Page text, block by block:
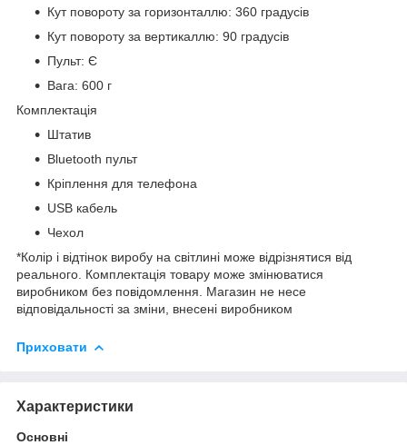
Кут повороту за горизонталлю: 360 градусів
Кут повороту за вертикаллю: 90 градусів
Пульт: Є
Вага: 600 г
Комплектація
Штатив
Bluetooth пульт
Кріплення для телефона
USB кабель
Чехол
*Колір і відтінок виробу на світлині може відрізнятися від
реального. Комплектація товару може змінюватися
виробником без повідомлення. Магазин не несе
відповідальності за зміни, внесені виробником
Приховати
Характеристики
Основні